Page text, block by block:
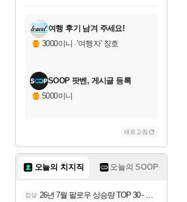
당첨되셨습니다.
당첨되셨습니다.
당첨되셨습니다.
당첨되셨습니다.
에디션 (스팀코드) 를 교환.
당첨되셨습니다.
당첨되셨습니다.
당첨되셨습니다.
당첨되셨습니다.
여행 후기 남겨 주세요!
3000이니 ·'여행자' 칭호
SOOP 팟벤, 게시글 등록
5000이니
새로고침
오늘의 치지직 오늘의 SOOP
잡담 26년 7월 팔로우 상승량 TOP 30 - 월간 치지직